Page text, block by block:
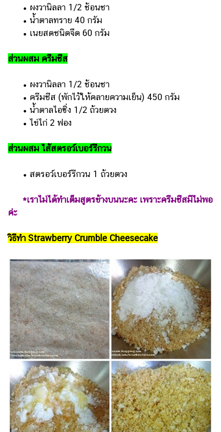
บ้าน
และ
มือ
ราคา
ทอง
ราคา
น้ำมัน
วา
แต่งงาน
และ
เด็ก
สัตว์
เลี้ยง
Infographic
บริการ
แอปฯ
กระปุก
คอร์ส
ออนไลน์
เรียน
เลข
ออนไลน์
​​ •​ ​ผงวานิลลา 1/2 ช้อนชา
​​ •​ ​น้ำตาลทราย 40 กรัม
​​ •​ ​เนยสดชนิดจืด 60 กรัม
ส่วนผสม ครีมชีส
​​ •​ ​ผงวานิลลา 1/2 ช้อนชา
​​ •​ ​ครีมชีส (พักไว้ให้คลายความเย็น) 450 กรัม
​​ •​ ​น้ำตาลไอซิ่ง 1/2 ถ้วยตวง
​​ •​ ​ไข่ไก่ 2 ฟอง
ส่วนผสม ไส้สตรอว์เบอร์รีกวน
​​ •​ ​สตรอว์เบอร์รีกวน 1 ถ้วยตวง
*เราไม่ได้ทำเต็มสูตรข้างบนนะคะ เพราะครีมชีสมีไม่พอ
ค่ะ
วิธีทำ Strawberry Crumble Cheesecake